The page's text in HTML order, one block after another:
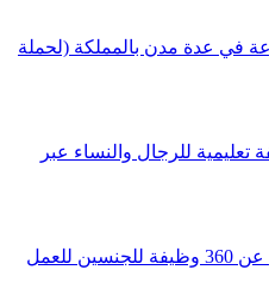
في عدة مدن بالمملكة (لحملة
القصيم عن 900 وظيفة تعليمية للرجال والنساء عبر
مستشفى الحبيب التخصصي يعلن عن 360 وظيفة للجنسين للعمل